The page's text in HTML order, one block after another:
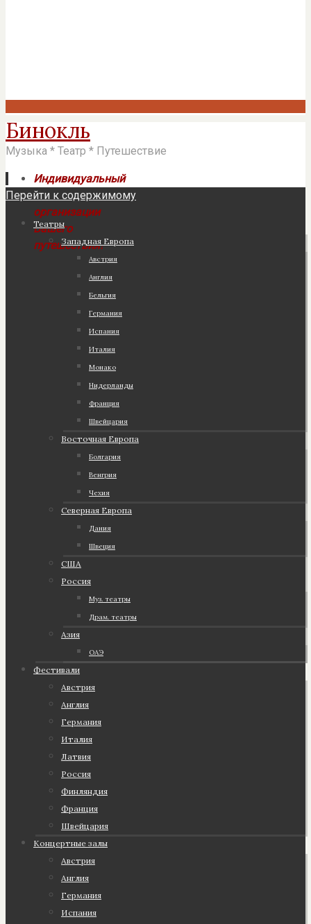
Бинокль
Музыка * Театр * Путешествие
Индивидуальный
подход к
организации
Вашего
путешествия!
Перейти к содержимому
Театры
Западная Европа
Австрия
Англия
Бельгия
Германия
Испания
Италия
Монако
Нидерланды
Франция
Швейцария
Восточная Европа
Болгария
Венгрия
Чехия
Северная Европа
Дания
Швеция
США
Россия
Муз. театры
Драм. театры
Азия
ОАЭ
Фестивали
Австрия
Англия
Германия
Италия
Латвия
Россия
Финляндия
Франция
Швейцария
Концертные залы
Австрия
Англия
Германия
Испания